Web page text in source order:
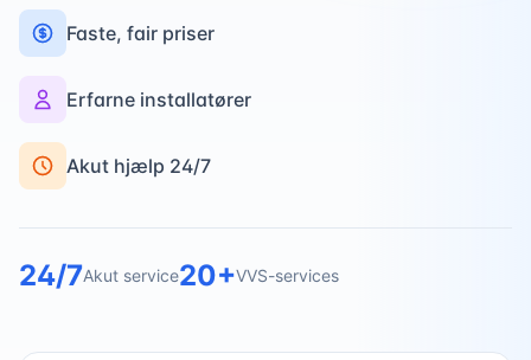
Faste, fair priser
Erfarne installatører
Akut hjælp 24/7
24/7Akut service20+VVS-services